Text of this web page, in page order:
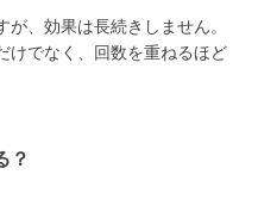
が、効果は長続きしません。
けでなく、回数を重ねるほど
？